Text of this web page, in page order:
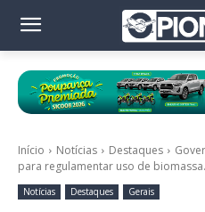
Início Notícias Destaques
para regulamentar uso de
Notícias Destaques Gerais